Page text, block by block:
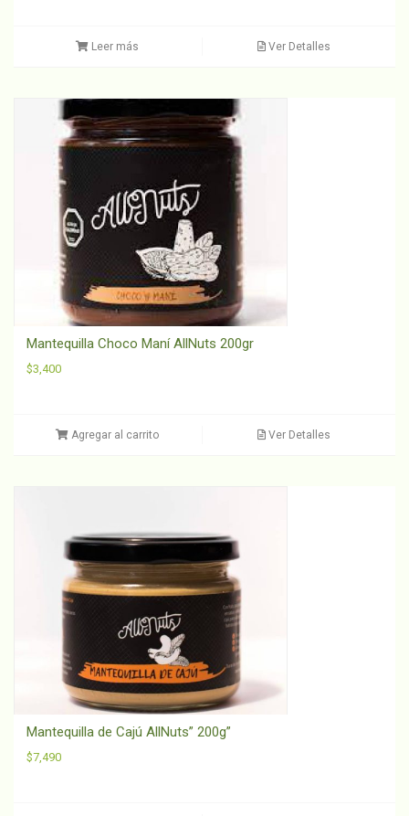
Leer más Ver Detalles
Mantequilla Choco Maní AllNuts 200gr
$3,400
Agregar al carrito Ver Detalles
Mantequilla de Cajú AllNuts” 200g”
$7,490